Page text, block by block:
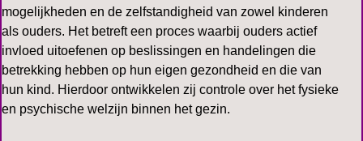
mogelijkheden en de zelfstandigheid van zowel kinderen
als ouders. Het betreft een proces waarbij ouders actief
invloed uitoefenen op beslissingen en handelingen die
betrekking hebben op hun eigen gezondheid en die van
hun kind. Hierdoor ontwikkelen zij controle over het fysieke
en psychische welzijn binnen het gezin.